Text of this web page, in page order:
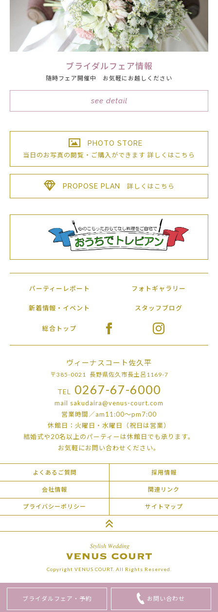
ブライダルフェア情報
随時フェア開催中 お気軽にお越しください
see detail
PHOTO STORE
当日のお写真の閲覧・ご購入ができます 詳しくはこちら
PROPOSE PLAN 詳しくはこちら
パーティーレポート フォトギャラリー
新着情報・イベント スタッフブログ
総合トップ
ヴィーナスコート佐久平
〒385-0021 長野県佐久市長土呂1169-7
TEL 0267-67-6000
mail sakudaira@venus-court.com
営業時間／am11:00〜pm7:00
休館日：火曜日・水曜日（祝日は営業）
結婚式や20名以上のパーティーは休館日でも承ります。
お気軽にお問い合わせください。
よくあるご質問 採用情報
会社情報 関連リンク
プライバシーポリシー サイトマップ
Copyright VENUS COURT. All Rights Reserved.
ブライダルフェア・ 予約 お問い合わせ